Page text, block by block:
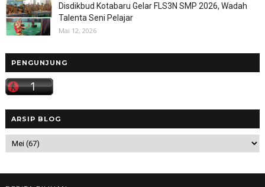
Disdikbud Kotabaru Gelar FLS3N SMP 2026, Wadah
Talenta Seni Pelajar
Mai 12, 2026
PENGUNJUNG
ARSIP BLOG